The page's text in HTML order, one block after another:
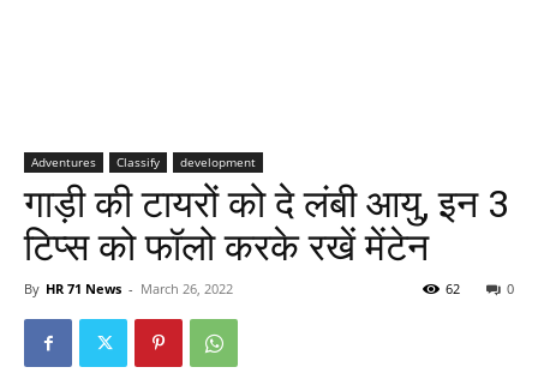
Adventures Classify development
गाड़ी की टायरों को दे लंबी आयु, इन 3
टिप्स को फॉलो करके रखें मेंटेन
By HR 71 News - March 26, 2022 0
62